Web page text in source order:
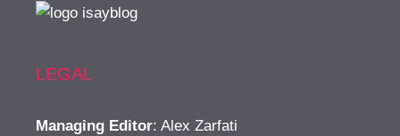
LEGAL
Managing Editor: Alex Zarfati